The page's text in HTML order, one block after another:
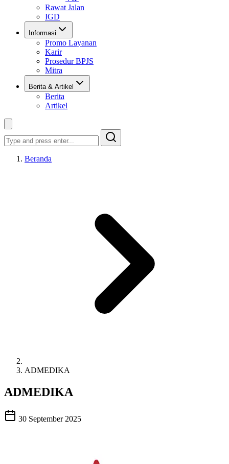
Rawat Jalan
IGD
Informasi
Promo Layanan
Karir
Prosedur BPJS
Mitra
Berita & Artikel
Berita
Artikel
Search
Beranda
ADMEDIKA
ADMEDIKA
30 September 2025